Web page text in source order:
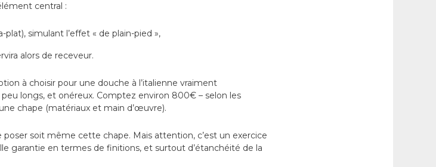
central :
simulant l’effet « de plain-pied »,
alors de receveur.
à choisir pour une douche à l’italienne vraiment
longs, et onéreux. Comptez environ 800€ – selon les
chape (matériaux et main d’œuvre).
soit même cette chape. Mais attention, c’est un exercice
garantie en termes de finitions, et surtout d’étanchéité de la